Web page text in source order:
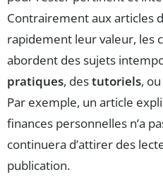
Contrairement aux articles
rapidement leur valeur, les
abordent des sujets
pratiques, destutoriels,
Par exemple, un article
finances personnelles n’a
continuera d’attirer des
publication.